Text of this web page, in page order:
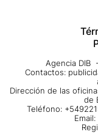
Agencia DIB
Contactos:
Dirección de las
de
Teléfono:
Email: